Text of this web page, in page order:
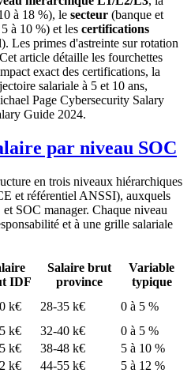
à 18 %), le secteur (banque et
à 10 %) et les certifications
Les primes d'astreinte sur rotation
article détaille les fourchettes
exact des certifications, la
salariale à 5 et 10 ans,
Page Cybersecurity Salary
Guide 2024.
par niveau SOC
en trois niveaux hiérarchiques
et référentiel ANSSI), auxquels
SOC manager. Chaque niveau
et à une grille salariale
IDF
Salaire brut
province
Variable
typique
k€ 28-35 k€
0 à 5 %
k€ 32-40 k€
0 à 5 %
k€ 38-48 k€
5 à 10 %
k€ 44-55 k€
5 à 12 %